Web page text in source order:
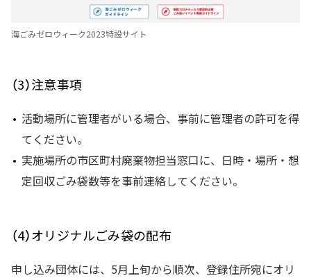
海ごみゼロウィーク2023特設サイト
（3）注意事項
活動場所に管理者がいる場合、事前に管理者の許可を得
てください。
実施場所の市区町村廃棄物担当窓口に、日時・場所・想
定回収ごみ袋数等を事前連絡してください。
（4）オリジナルごみ袋の配布
申し込み団体には、5月上旬から順次、登録住所宛にオリ